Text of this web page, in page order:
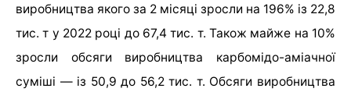
виробництва якого за 2 місяці зросли на 196% із 22,8
тис. т у 2022 році до 67,4 тис. т. Також майже на 10%
зросли обсяги виробництва карбомідо-аміачної
суміші — із 50,9 до 56,2 тис. т. Обсяги виробництва